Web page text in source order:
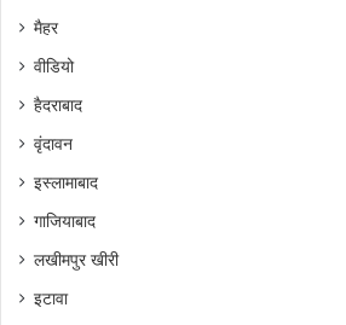
मैहर
वीडियो
हैदराबाद
वृंदावन
इस्लामाबाद
गाजियाबाद
लखीमपुर खीरी
इटावा